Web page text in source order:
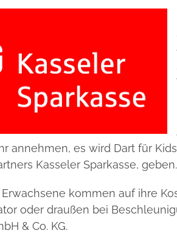
annehmen, es wird Dart für
Kasseler Sparkasse, geben.
kommen auf ihre
oder draußen bei
& Co. KG.